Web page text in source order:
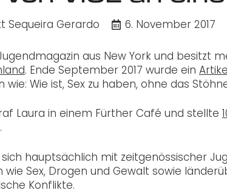
Sequeira Gerardo 6. November 2017
aus New York und besitzt
. Ende September 2017 wurde ein
Wie ist, Sex zu haben, ohne das
Laura in einem Fürther Café und stellte
hauptsächlich mit zeitgenössischer
Sex, Drogen und Gewalt sowie
Konflikte.